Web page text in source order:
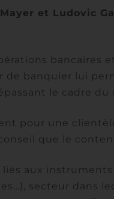
et Ludovic
bancaires
de banquier lui
le cadre du
pour une
que le
aux
secteur dans